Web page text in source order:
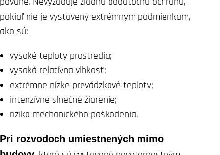
pokiaľ nie je vystavený extrémnym podmienkam,
ako sú:
vysoké teploty prostredia;
vysoká relatívna vlhkosť;
extrémne nízke prevádzkové teploty;
intenzívne slnečné žiarenie;
riziko mechanického poškodenia.
Pri rozvodoch umiestnených mimo